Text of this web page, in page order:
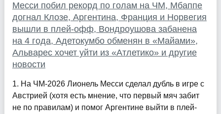
Месси побил рекорд по голам на ЧМ, Мбаппе
догнал Клозе, Аргентина, Франция и Норвегия
вышли в плей-офф, Вондроушова забанена
на 4 года, Адетокумбо обменян в «Майами»,
Альварес хочет уйти из «Атлетико» и другие
новости
1. На ЧМ-2026 Лионель Месси сделал дубль в игре с
Австрией (хотя есть мнение, что первый мяч забит
не по правилам) и помог Аргентине выйти в плей-